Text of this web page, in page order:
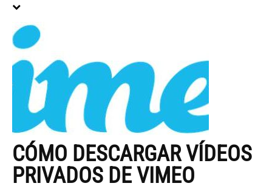
CÓMO DESCARGAR VÍDEOS
PRIVADOS DE VIMEO